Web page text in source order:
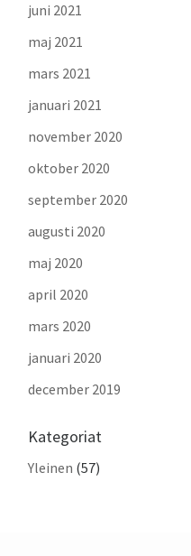
juni 2021
maj 2021
mars 2021
januari 2021
november 2020
oktober 2020
september 2020
augusti 2020
maj 2020
april 2020
mars 2020
januari 2020
december 2019
Kategoriat
Yleinen (57)